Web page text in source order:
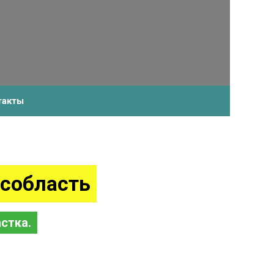
+7-910-483-93-76